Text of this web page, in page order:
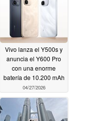
Vivo lanza el Y500s y
anuncia el Y600 Pro
con una enorme
batería de 10.200 mAh
04/27/2026